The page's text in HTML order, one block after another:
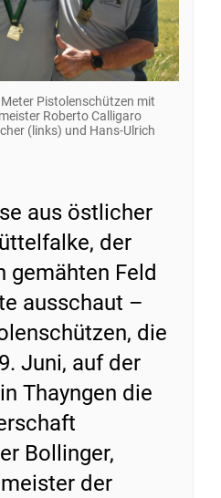
Pistolenschützen mit
Roberto Calligaro
(links) und Hans-Ulrich
aus östlicher
der
gemähten Feld
ausschaut –
die
Juni, auf der
Thayngen die
Bollinger,
der